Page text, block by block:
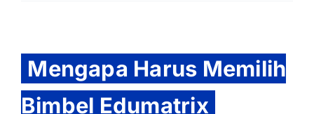
Mengapa Harus Memilih
Bimbel Edumatrix